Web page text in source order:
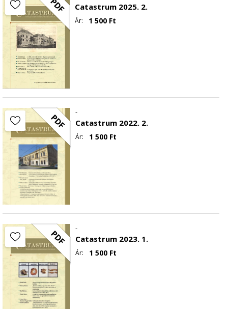
PDF Catastrum 2025. 2.
Ár: 1 500 Ft
PDF -
Catastrum 2022. 2.
Ár: 1 500 Ft
PDF -
Catastrum 2023. 1.
Ár: 1 500 Ft